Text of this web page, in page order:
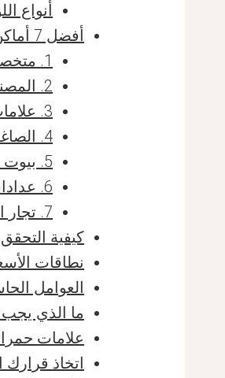
أنواع
أفضل 7 أماكن لشراء عقد لؤلؤ حقيقي
1. متخصصو اللؤلؤ عبر الإنترنت
2. المصنعون المباشرون للؤلؤ
3. علامات المجوهرات الفاخرة
4. الصاغة المحليون المستقلون
5. بيوت المزادات
6. عدادات المجوهرات في المتاجر الكبرى
7. تجار المجوهرات المعتمدون في علم الأحجار الكريمة
كيفية
نطاقات
العوامل
ما الذي
علامات
اتخاذ قرارك